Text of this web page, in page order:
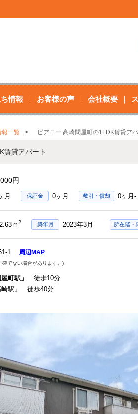
情報 お客様の声 会社概要
報一覧 ピアニー 高崎問屋町の1LDK賃貸ア
賃貸アパート
円
月 保証金 0ヶ月 敷引・償却 0ヶ月-
ｍ2 築年月 2023年3月 所在階・
1 周辺MAP
確でない場合があります。)
町駅」
徒歩10分
崎駅」 徒歩40分